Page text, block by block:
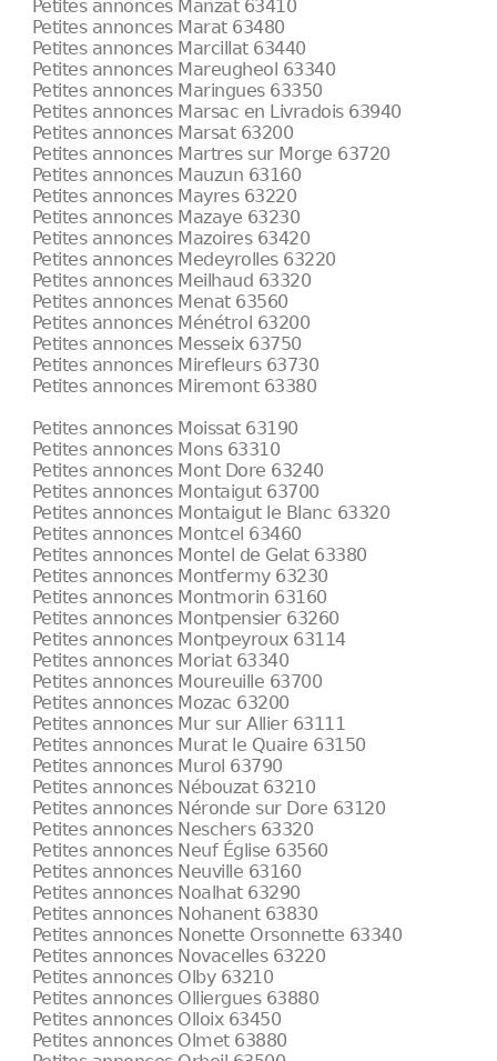
Petites annonces Manzat 63410
Petites annonces Marat 63480
Petites annonces Marcillat 63440
Petites annonces Mareugheol 63340
Petites annonces Maringues 63350
Petites annonces Marsac en Livradois 63940
Petites annonces Marsat 63200
Petites annonces Martres sur Morge 63720
Petites annonces Mauzun 63160
Petites annonces Mayres 63220
Petites annonces Mazaye 63230
Petites annonces Mazoires 63420
Petites annonces Medeyrolles 63220
Petites annonces Meilhaud 63320
Petites annonces Menat 63560
Petites annonces Ménétrol 63200
Petites annonces Messeix 63750
Petites annonces Mirefleurs 63730
Petites annonces Miremont 63380
Petites annonces Moissat 63190
Petites annonces Mons 63310
Petites annonces Mont Dore 63240
Petites annonces Montaigut 63700
Petites annonces Montaigut le Blanc 63320
Petites annonces Montcel 63460
Petites annonces Montel de Gelat 63380
Petites annonces Montfermy 63230
Petites annonces Montmorin 63160
Petites annonces Montpensier 63260
Petites annonces Montpeyroux 63114
Petites annonces Moriat 63340
Petites annonces Moureuille 63700
Petites annonces Mozac 63200
Petites annonces Mur sur Allier 63111
Petites annonces Murat le Quaire 63150
Petites annonces Murol 63790
Petites annonces Nébouzat 63210
Petites annonces Néronde sur Dore 63120
Petites annonces Neschers 63320
Petites annonces Neuf Église 63560
Petites annonces Neuville 63160
Petites annonces Noalhat 63290
Petites annonces Nohanent 63830
Petites annonces Nonette Orsonnette 63340
Petites annonces Novacelles 63220
Petites annonces Olby 63210
Petites annonces Olliergues 63880
Petites annonces Olloix 63450
Petites annonces Olmet 63880